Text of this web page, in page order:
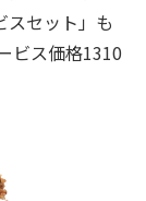
スセット」も
ビス価格1310